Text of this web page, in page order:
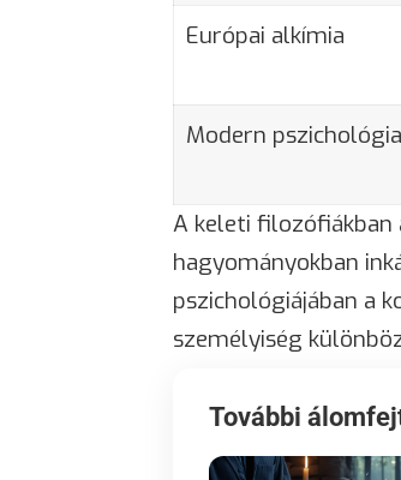
Európai alkímia
Modern pszichológia
A keleti filozófiákban
hagyományokban
pszichológiájában a
személyiség
További